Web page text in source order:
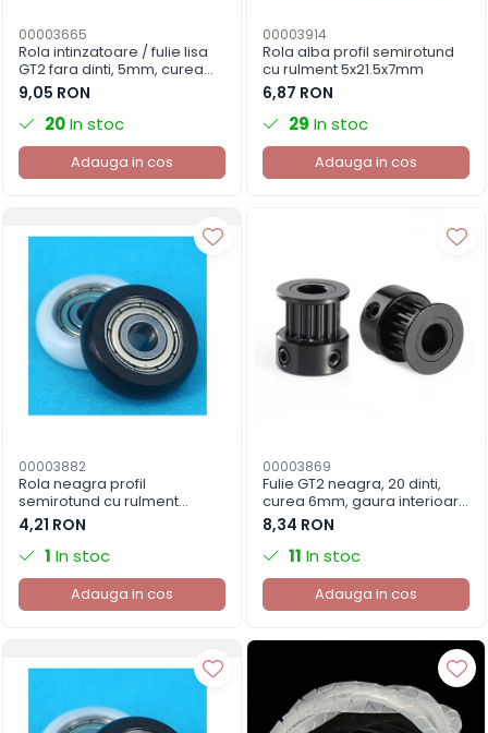
00003665
Rola intinzatoare / fulie lisa
GT2 fara dinti, 5mm, curea
6mm, aluminiu
9,05 RON
20In stoc
Adauga in cos
00003914
Rola alba profil semirotund
cu rulment 5x21.5x7mm
6,87 RON
29 In stoc
Adauga in cos
00003882
Rola neagra profil
semirotund cu rulment
6x27x8.5mm
4,21 RON
1 In stoc
Adauga in cos
00003869
Fulie GT2 neagra, 20 dinti,
curea 6mm, gaura interioara
8mm, imprimanta 3D
8,34 RON
11 In stoc
Adauga in cos